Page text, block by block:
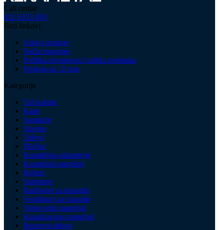
Call centar
021 6333 450
Brzi linkovi
Uslovi prodaje
Način isporuke
Politika privatnosti i zaštita podataka
Prodaja na 12 rata
Kategorije
Tuš kabine
Kade
Sanitarije
Slavine
Tuševi
Pločice
Kupatilska galanterija
Kupatilski nameštaj
Bojleri
Sudopere
Radijatori za kupatilo
Ventilatori za kupatilo
Vodovodni materijal
Kanalizacioni materijal
Rezervni delovi